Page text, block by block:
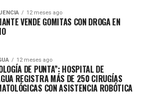
12 meses ago
VENDE GOMITAS CON DROGA EN
12 meses ago
DE PUNTA”: HOSPITAL DE
REGISTRA MÁS DE 250 CIRUGÍAS
CON ASISTENCIA ROBÓTICA